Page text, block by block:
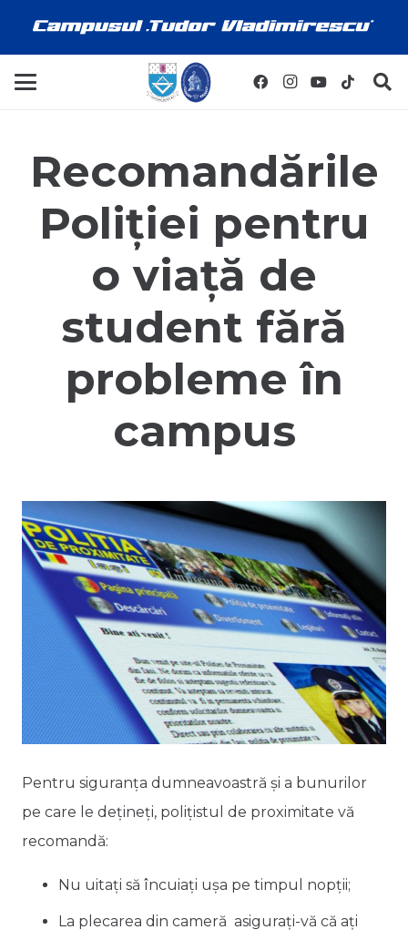
Recomandările
Poliției pentru
o viață de
student fără
probleme în
campus
Pentru siguranţa dumneavoastră şi a bunurilor
pe care le deţineţi, poliţistul de proximitate vă
recomandă:
Nu uitaţi să încuiaţi uşa pe timpul nopţii;
La plecarea din cameră asiguraţi-vă că aţi